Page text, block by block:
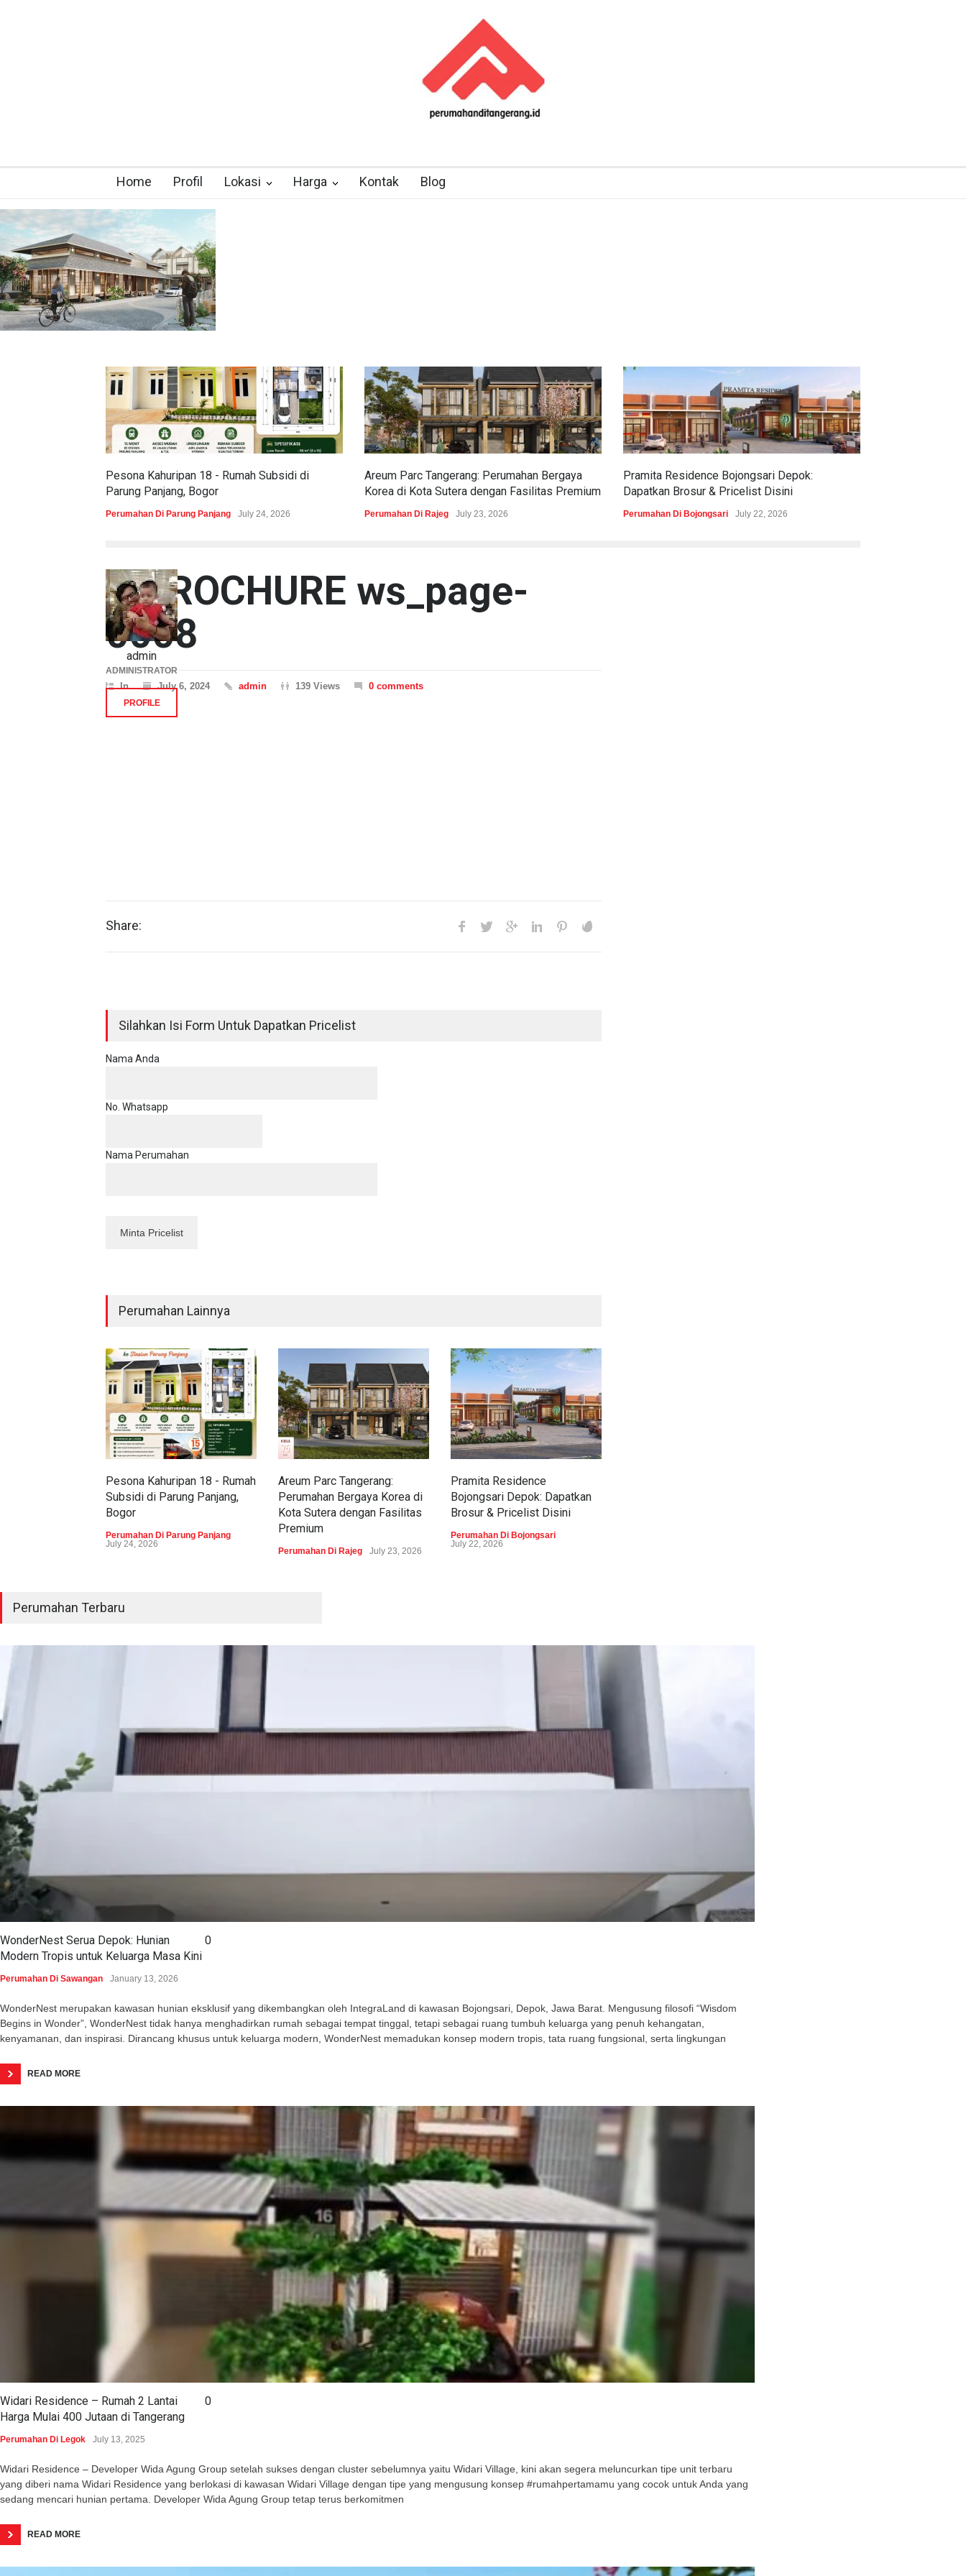
Home Profil Lokasi Harga Kontak Blog
Pesona Kahuripan 18 - Rumah Subsidi di
Parung Panjang, Bogor
Perumahan Di Parung Panjang July 24, 2026
Areum Parc Tangerang: Perumahan Bergaya
Korea di Kota Sutera dengan Fasilitas Premium
Perumahan Di Rajeg July 23, 2026
Pramita Residence Bojongsari Depok:
Dapatkan Brosur & Pricelist Disini
Perumahan Di Bojongsari July 22, 2026
E-BROCHURE ws_page-
0008
In July 6, 2024 admin 139 Views 0 comments
admin
ADMINISTRATOR
PROFILE
Share:
Silahkan Isi Form Untuk Dapatkan Pricelist
Nama Anda
No. Whatsapp
Nama Perumahan
Perumahan Lainnya
Pesona Kahuripan 18 - Rumah
Subsidi di Parung Panjang,
Bogor
Perumahan Di Parung Panjang
July 24, 2026
Areum Parc Tangerang:
Perumahan Bergaya Korea di
Kota Sutera dengan Fasilitas
Premium
Perumahan Di Rajeg July 23, 2026
Pramita Residence
Bojongsari Depok: Dapatkan
Brosur & Pricelist Disini
Perumahan Di Bojongsari
July 22, 2026
Perumahan Terbaru
WonderNest Serua Depok: Hunian
Modern Tropis untuk Keluarga Masa Kini
0
Perumahan Di Sawangan January 13, 2026
WonderNest merupakan kawasan hunian eksklusif yang dikembangkan oleh IntegraLand di kawasan Bojongsari, Depok, Jawa Barat. Mengusung filosofi “Wisdom
Begins in Wonder”, WonderNest tidak hanya menghadirkan rumah sebagai tempat tinggal, tetapi sebagai ruang tumbuh keluarga yang penuh kehangatan,
kenyamanan, dan inspirasi. Dirancang khusus untuk keluarga modern, WonderNest memadukan konsep modern tropis, tata ruang fungsional, serta lingkungan
READ MORE
Widari Residence – Rumah 2 Lantai
Harga Mulai 400 Jutaan di Tangerang
0
Perumahan Di Legok July 13, 2025
Widari Residence – Developer Wida Agung Group setelah sukses dengan cluster sebelumnya yaitu Widari Village, kini akan segera meluncurkan tipe unit terbaru
yang diberi nama Widari Residence yang berlokasi di kawasan Widari Village dengan tipe yang mengusung konsep #rumahpertamamu yang cocok untuk Anda yang
sedang mencari hunian pertama. Developer Wida Agung Group tetap terus berkomitmen
READ MORE